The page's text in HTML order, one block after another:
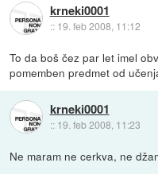
krneki0001
:: 19. feb 2008, 11:12
To da boš čez par let imel
pomemben predmet od
krneki0001
:: 19. feb 2008, 11:23
Ne maram ne cerkva, ne